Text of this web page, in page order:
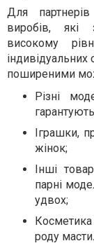
Для партнерів
виробів, які
високому
поширеними
Різні
Іграшки,
жінок;
Інші
парні
удвох;
роду